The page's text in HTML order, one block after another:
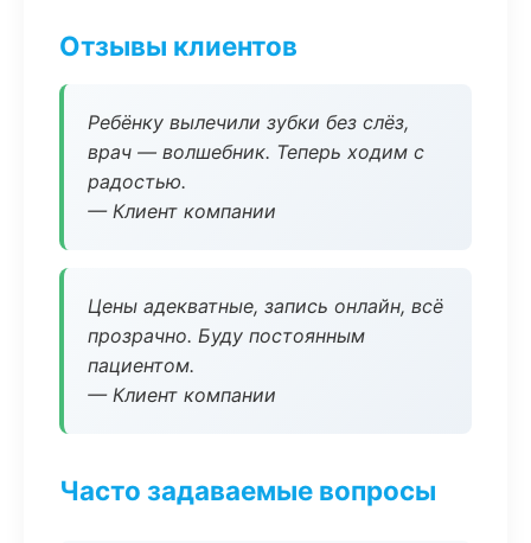
Отзывы клиентов
Ребёнку вылечили зубки без слёз,
врач — волшебник. Теперь ходим с
радостью.
— Клиент компании
Цены адекватные, запись онлайн, всё
прозрачно. Буду постоянным
пациентом.
— Клиент компании
Часто задаваемые вопросы